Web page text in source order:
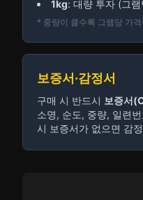
1kg: 대량 투자 (그
* 중량이 클수록 그램당 가
보증서·감정서
구매 시 반드시 보증서
소명, 순도, 중량, 일련
시 보증서가 없으면 감